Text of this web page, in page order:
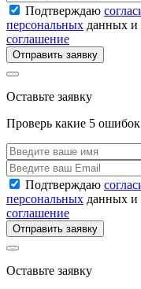
Подтверждаю
персональных данных
соглашение
Отправить заявку
Оставьте заявку
Проверь какие 5
Подтверждаю
персональных данных
соглашение
Отправить заявку
Оставьте заявку